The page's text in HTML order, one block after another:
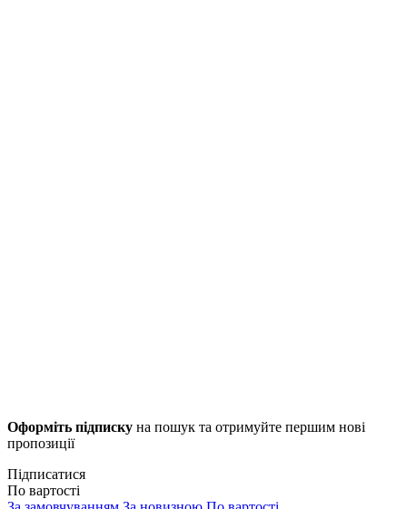
Оформіть підписку на пошук та отримуйте першим нові
пропозиції
Підписатися
По вартості